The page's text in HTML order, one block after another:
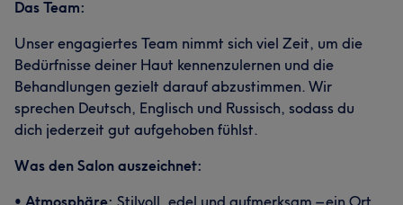
Das Team:
Unser engagiertes Team nimmt sich viel Zeit, um die
Bedürfnisse deiner Haut kennenzulernen und die
Behandlungen gezielt darauf abzustimmen. Wir
sprechen Deutsch, Englisch und Russisch, sodass du
dich jederzeit gut aufgehoben fühlst.
Was den Salon auszeichnet:
• Atmosphäre: Stilvoll, edel und aufmerksam – ein Ort